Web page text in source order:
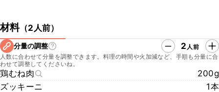
材料（2人前）
分量の調整 2 人前
人数に合わせて分量を調整できます。料理の時間や火加減など、手順も分量に合
わせて調整してくださいね。
鶏むね肉
200g
ズッキーニ
1本